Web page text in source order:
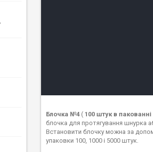
Блочка №4 ( 100 штук в пакованні
блочка для протягування шнурка
Встановити блочку можна за
упаковки 100, 1000 і 5000 штук.